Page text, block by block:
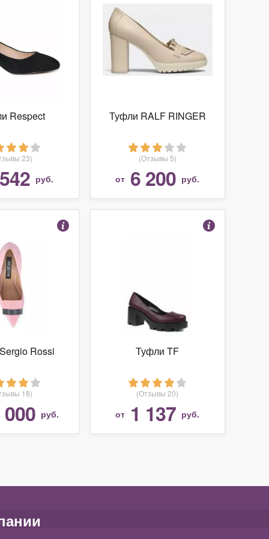
Respect
23)
руб.
Туфли RALF RINGER
(Отзывы 5)
от 6 200 руб.
Rossi
18)
руб.
Туфли TF
(Отзывы 20)
от 1 137 руб.